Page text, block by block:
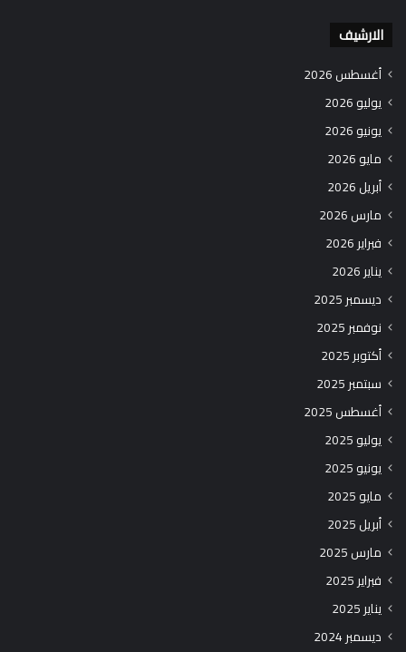
الارشيف
أغسطس 2026
يوليو 2026
يونيو 2026
مايو 2026
أبريل 2026
مارس 2026
فبراير 2026
يناير 2026
ديسمبر 2025
نوفمبر 2025
أكتوبر 2025
سبتمبر 2025
أغسطس 2025
يوليو 2025
يونيو 2025
مايو 2025
أبريل 2025
مارس 2025
فبراير 2025
يناير 2025
ديسمبر 2024